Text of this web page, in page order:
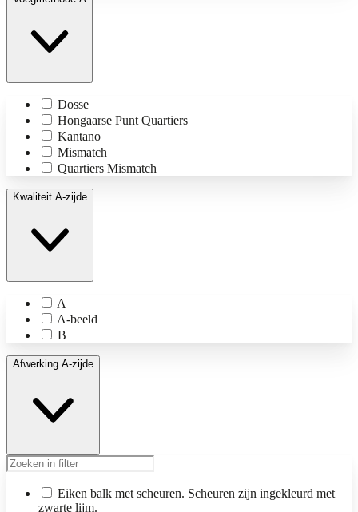
Dosse
Hongaarse Punt Quartiers
Kantano
Mismatch
Quartiers Mismatch
Kwaliteit A-zijde
A
A-beeld
B
Afwerking A-zijde
Eiken balk met scheuren. Scheuren zijn ingekleurd met
zwarte lijm.